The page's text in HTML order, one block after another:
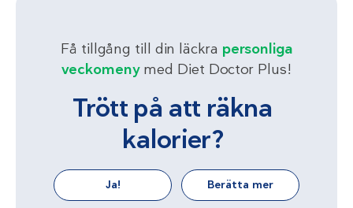
Få tillgång till din läckra personliga
veckomenymed Diet Doctor Plus!
Trött på att räkna
kalorier?
Ja! Berätta mer